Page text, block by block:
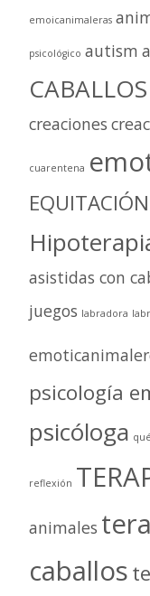
emoicanimaleras
psicológico autism
CABALLOS
creaciones
cuarentena
asistidas con
juegos labradora
psicología
psicóloga
reflexión
animales
caballos